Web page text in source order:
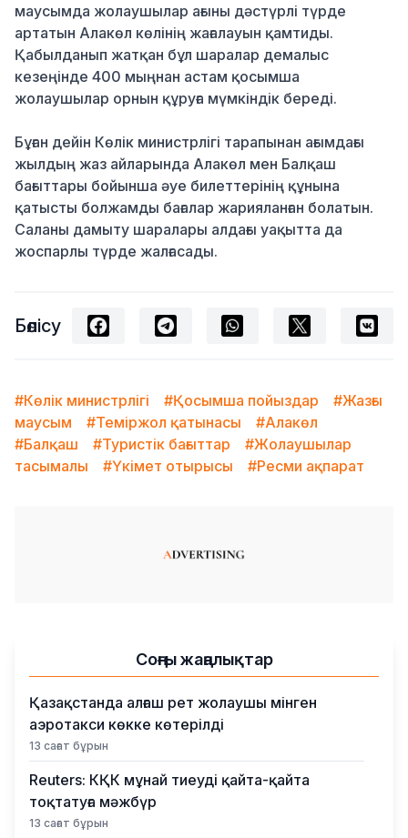
маусымда жолаушылар ағыны дәстүрлі түрде
артатын Алакөл көлінің жағалауын қамтиды.
Қабылданып жатқан бұл шаралар демалыс
кезеңінде 400 мыңнан астам қосымша
жолаушылар орнын құруға мүмкіндік береді.
Бұған дейін Көлік министрлігі тарапынан ағымдағы
жылдың жаз айларында Алакөл мен Балқаш
бағыттары бойынша әуе билеттерінің құнына
қатысты болжамды бағалар жарияланған болатын.
Саланы дамыту шаралары алдағы уақытта да
жоспарлы түрде жалғасады.
Бөлісу
#Көлік министрлігі #Қосымша пойыздар
#Жазғы
маусым
#Теміржол қатынасы
#Алакөл
#Балқаш
#Туристік бағыттар
#Жолаушылар
тасымалы
#Үкімет отырысы #Ресми ақпарат
Соңғы жаңалықтар
Қазақстанда алғаш рет жолаушы мінген
аэротакси көкке көтерілді
13 сағат бұрын
Reuters: КҚК мұнай тиеуді қайта-қайта
тоқтатуға мәжбүр
13 сағат бұрын